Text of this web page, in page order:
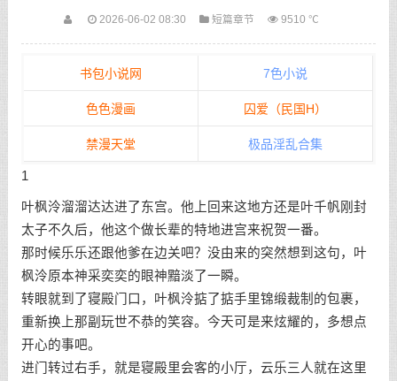
2026-06-02 08:30 短篇章节 9510 ℃
书包小说网 7色小说
色色漫画 囚爱（民国H）
禁漫天堂 极品淫乱合集
1
叶枫泠溜溜达达进了东宫。他上回来这地方还是叶千帆刚封
太子不久后，他这个做长辈的特地进宫来祝贺一番。
那时候乐乐还跟他爹在边关吧？没由来的突然想到这句，叶
枫泠原本神采奕奕的眼神黯淡了一瞬。
转眼就到了寝殿门口，叶枫泠掂了掂手里锦缎裁制的包裹，
重新换上那副玩世不恭的笑容。今天可是来炫耀的，多想点
开心的事吧。
进门转过右手，就是寝殿里会客的小厅，云乐三人就在这里